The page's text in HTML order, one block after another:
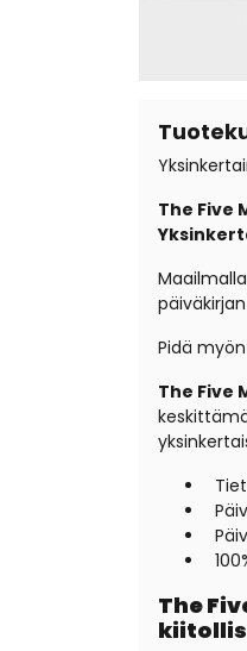
The Five
Pidä
The Five
The